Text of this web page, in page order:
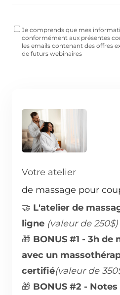
Je comprends que mes
conformément aux présentes
les emails contenant des offres
de futurs webinaires
Votre atelier
de massage pour
🤝 L'atelier de
ligne (valeur de 250$)
🎁 BONUS #1 - 3h de
avec un
certifié(valeur de
🎁 BONUS #2 -